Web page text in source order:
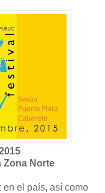
Zona Norte
el país, así como